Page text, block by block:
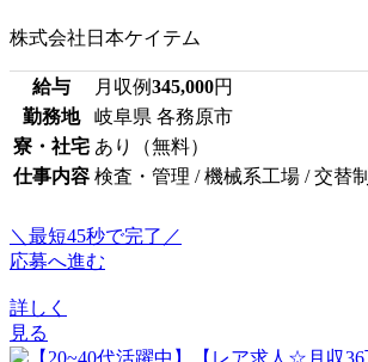
株式会社日本ケイテム
給与 月収例345,000円
勤務地
岐阜県 各務原市
寮・社宅 あり（無料）
仕事内容 検査・管理 / 機械系工場 / 交替制
＼最短45秒で完了／
応募へ進む
詳しく
見る